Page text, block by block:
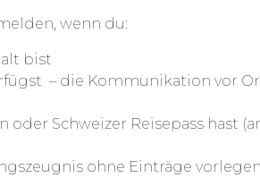
wenn du:
alt bist
– die Kommunikation vor
Schweizer Reisepass hast
ohne Einträge vorlegen